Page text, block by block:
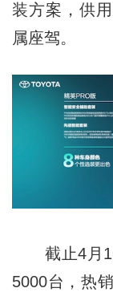
装方案，供
属座驾。
截止4月16
5000台，热